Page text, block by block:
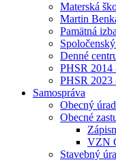
Materská
Martin
Pamätná
Denné
PHSR 2014
PHSR 2023
Samospráva
Obecný úrad
Obecné
VZN
Stavebný